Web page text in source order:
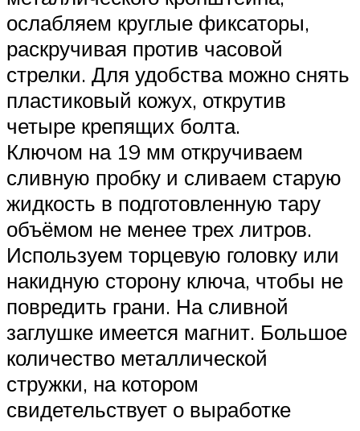
ослабляем круглые фиксаторы,
раскручивая против часовой
стрелки. Для удобства можно снять
пластиковый кожух, открутив
четыре крепящих болта.
Ключом на 19 мм откручиваем
сливную пробку и сливаем старую
жидкость в подготовленную тару
объёмом не менее трех литров.
Используем торцевую головку или
накидную сторону ключа, чтобы не
повредить грани. На сливной
заглушке имеется магнит. Большое
количество металлической
стружки, на котором
свидетельствует о выработке